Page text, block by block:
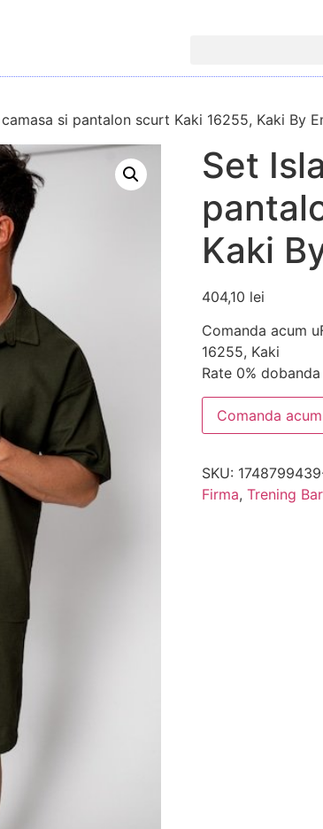
si pantalon scurt Kaki 16255, Kaki By
Set
Kaki
404,10 lei
Comanda acum
16255, Kaki
Rate 0%
Comanda
SKU:
Firma, Trening